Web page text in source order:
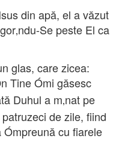
din apă, el a văzut
Se peste El ca
glas, care zicea:
Tine Ómi găsesc
Duhul a m‚nat pe
de zile, fiind
cu fiarele